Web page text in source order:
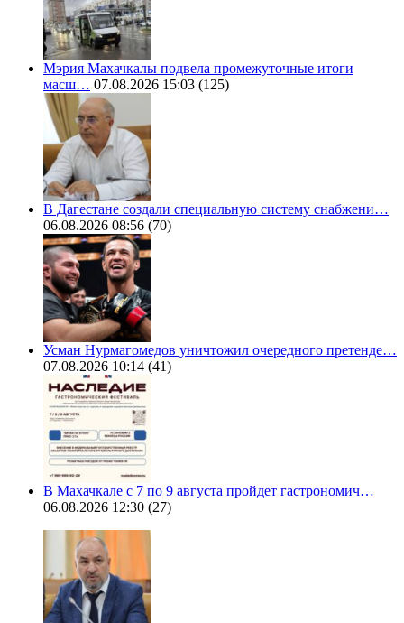
Мэрия Махачкалы подвела промежуточные итоги
масш… 07.08.2026 15:03 (125)
В Дагестане создали специальную систему снабжени…
06.08.2026 08:56 (70)
Усман Нурмагомедов уничтожил очередного претенде…
07.08.2026 10:14 (41)
В Махачкале с 7 по 9 августа пройдет гастрономич…
06.08.2026 12:30 (27)